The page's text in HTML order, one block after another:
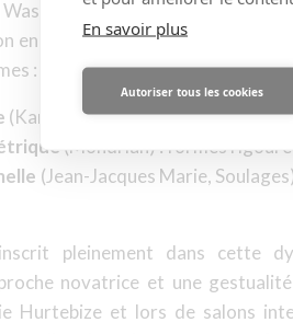
En savoir plus
Autoriser tous les cookies
Kandinsky, Kazimir
en refusant toute représentation
:
(Kandinsky) : expression
(Mondrian) : formes
(Jean-Jacques Marie,
pleinement dans cette
novatrice et une
Hurtebize et lors de salons